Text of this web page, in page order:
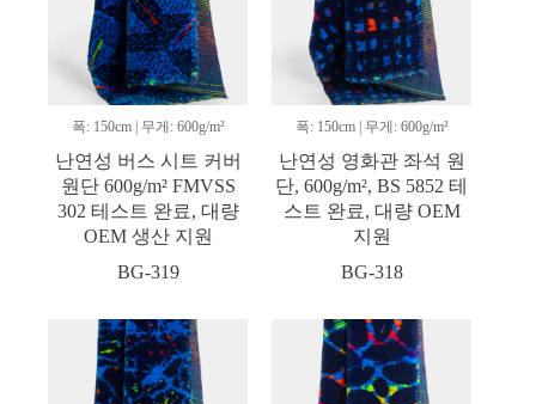
폭: 150cm | 무게: 600g/m²
난연성 버스 시트 커버
원단 600g/m² FMVSS
302 테스트 완료, 대량
OEM 생산 지원
BG-319
폭: 150cm | 무게: 600g/m²
난연성 영화관 좌석 원
단, 600g/m², BS 5852 테
스트 완료, 대량 OEM
지원
BG-318